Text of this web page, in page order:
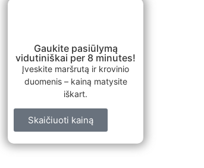
Gaukite pasiūlymą
vidutiniškai per 8 minutes!
Įveskite maršrutą ir krovinio
duomenis – kainą matysite
iškart.
Skaičiuoti kainą